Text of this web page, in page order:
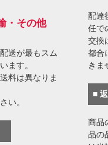
・その他
送が最もスム
ます。
料は異なりま
い。
配達
任で
交換
都合
きま
■
商品
品の